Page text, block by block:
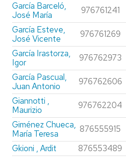
García Barceló,
José María
976761241
García Esteve,
José Vicente
976761269
García Irastorza,
Igor
976762973
García Pascual,
Juan Antonio
976762606
Giannotti ,
Maurizio
976762204
Giménez Chueca,
María Teresa
876555915
Gkioni , Ardit
876553489